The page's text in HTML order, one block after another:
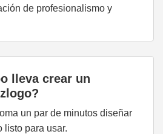
de profesionalismo y
lleva crear un
un par de minutos diseñar
listo para usar.